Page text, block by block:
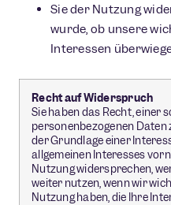
Sie der Nutzung
wurde, ob unsere
Interessen
Recht auf Widerspruch
Sie haben das Recht, einer
personenbezogenen Daten
der Grundlage einer
allgemeinen Interesses
Nutzung widersprechen,
weiter nutzen, wenn wir
Nutzung haben, die Ihre